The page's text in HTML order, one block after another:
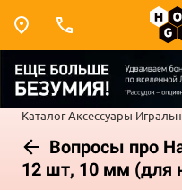
КаталогАксессуары
Вопросы про
12 шт, 10 мм (для